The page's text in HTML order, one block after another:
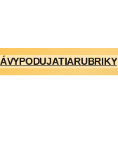
PODUJATIARUBRIKY